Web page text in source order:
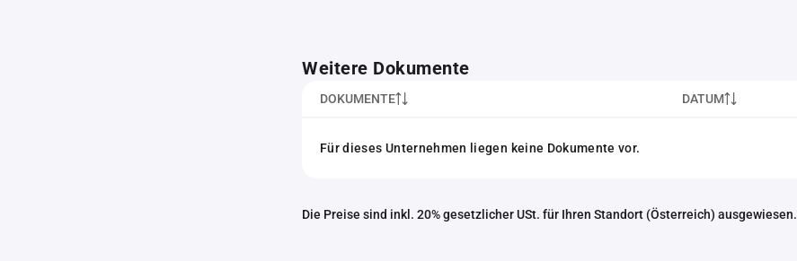
Weitere Dokumente
DOKUMENTE DATUM
Für dieses Unternehmen liegen keine Dokumente vor.
Die Preise sind inkl. 20% gesetzlicher USt. für Ihren Standort (Österreich) ausgewiesen.